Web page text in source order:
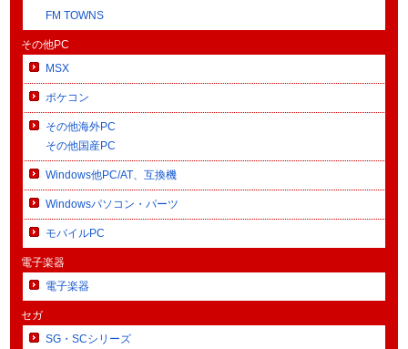
FM TOWNS
その他PC
MSX
ポケコン
その他海外PC
その他国産PC
Windows他PC/AT、互換機
Windowsパソコン・パーツ
モバイルPC
電子楽器
電子楽器
セガ
SG・SCシリーズ